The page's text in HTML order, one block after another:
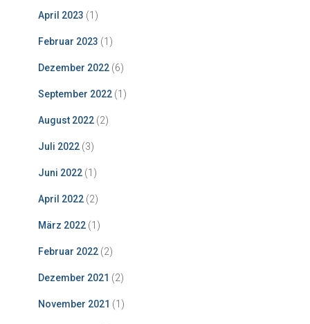
April 2023 (1)
Februar 2023 (1)
Dezember 2022 (6)
September 2022 (1)
August 2022 (2)
Juli 2022 (3)
Juni 2022 (1)
April 2022 (2)
März 2022 (1)
Februar 2022 (2)
Dezember 2021 (2)
November 2021 (1)